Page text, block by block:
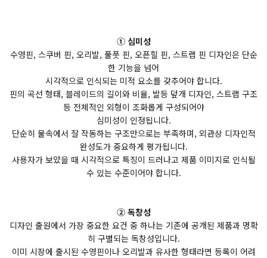
① 심미성
수영핀, 스쿠버 핀, 오리발, 풀풋 핀, 오픈힐 핀, 스트랩 핀 디자인은 단순
한 기능을 넘어
시각적으로 인식되는 미적 요소를 갖추어야 합니다.
핀의 곡선 형태, 블레이드의 길이와 비율, 발등 덮개 디자인, 스트랩 구조
등 전체적인 외형이 조화롭게 구성되어야
심미성이 인정됩니다.
단순히 물속에서 잘 작동하는 구조만으로는 부족하며, 외관상 디자인적
완성도가 중요하게 평가됩니다.
사용자가 보았을 때 시각적으로 특징이 드러나고 제품 이미지로 인식될
수 있는 수준이어야 합니다.
② 독창성
디자인 출원에서 가장 중요한 요건 중 하나는 기존에 공개된 제품과 명확
히 구별되는 독창성입니다.
이미 시장에 출시된 수영핀이나 오리발과 유사한 형태라면 등록이 어려